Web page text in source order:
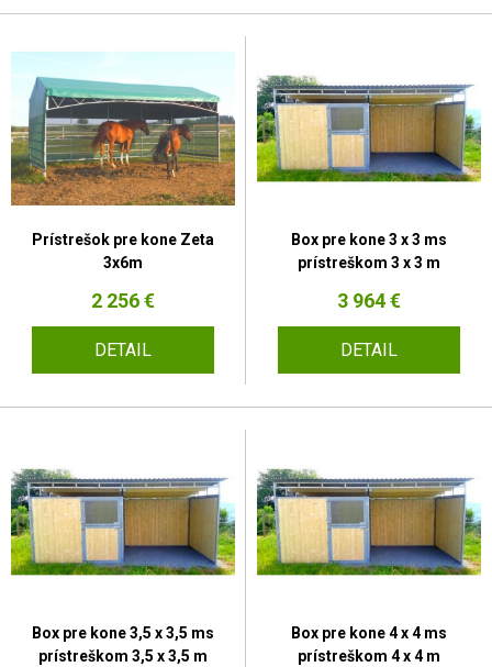
Prístrešok pre kone Zeta
3x6m
2 256 €
DETAIL
Box pre kone 3 x 3 ms
prístreškom 3 x 3 m
3 964 €
DETAIL
Box pre kone 3,5 x 3,5 ms
prístreškom 3,5 x 3,5 m
Box pre kone 4 x 4 ms
prístreškom 4 x 4 m